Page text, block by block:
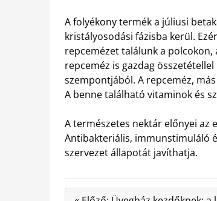
A folyékony termék a júliusi
kristályosodási fázisba kerül.
repcemézet találunk a
repceméz is gazdag
szempontjából. A repceméz,
A benne található vitaminok és
A természetes nektár előnyei az
Antibakteriális, immunstimuláló
szervezet állapotát javíthatja.